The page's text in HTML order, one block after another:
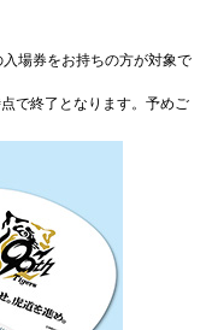
場券をお持ちの方が対象で
で終了となります。予めご